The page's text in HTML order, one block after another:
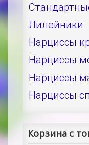
Лилейники
Нарциссы
Нарциссы
Нарциссы
Нарциссы
Корзина с